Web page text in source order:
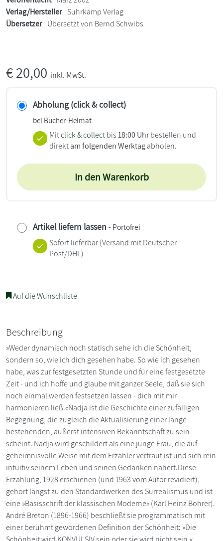
Verlag/Hersteller Suhrkamp Verlag
Übersetzer Übersetzt von Bernd Schwibs
€20,00 inkl. MwSt.
Abholung (click & collect)
bei Bücher-Heimat
Mitclick & collect bis18:00 Uhrbestellen und
direktam folgenden Werktagabholen.
In den Warenkorb
Artikel liefern lassen - Portofrei
Sofort lieferbar(Versand mit Deutscher
Post/DHL)
Auf die Wunschliste
Beschreibung
»Weder dynamisch noch statisch sehe ich die Schönheit,
sondern so, wie ich dich gesehen habe. So wie ich gesehen
habe, was zur festgesetzten Stunde und für eine festgesetzte
Zeit - und ich hoffe und glaube mit ganzer Seele, daß sie sich
noch einmal werden festsetzen lassen - dich mit mir
harmonieren ließ.«Nadja ist die Geschichte einer zufälligen
Begegnung, die zugleich die Aktualisierung einer lange
bestehenden, äußerst intensiven Bekanntschaft zu sein
scheint. Nadja wird geschildert als eine junge Frau, die auf
geheimnisvolle Weise mit dem Erzähler vertraut ist und sich rein
intuitiv seinem Leben und seinen Gedanken nähert.Diese
Erzählung, 1928 erschienen (und 1963 vom Autor revidiert),
gehört längst zu den Standardwerken des Surrealismus und ist
eine »Basisschrift der klassischen Moderne« (Karl Heinz Bohrer).
André Breton (1896-1966) beschließt sie programmatisch mit
einer berühmt gewordenen Definition der Schönheit: »Die